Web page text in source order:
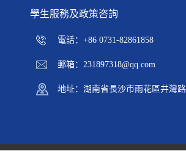
學生服務及政策咨詢
電話：+86 0731-82861858
郵箱：231897318@qq.com
地址：湖南省長沙市雨花區井灣